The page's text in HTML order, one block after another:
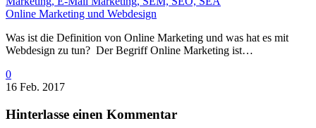
Online Marketing und Webdesign
Was ist die Definition von Online Marketing und was hat es mit
Webdesign zu tun? Der Begriff Online Marketing ist…
0
16 Feb. 2017
Hinterlasse einen Kommentar